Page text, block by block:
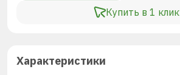
Купить в 1 клик
Характеристики